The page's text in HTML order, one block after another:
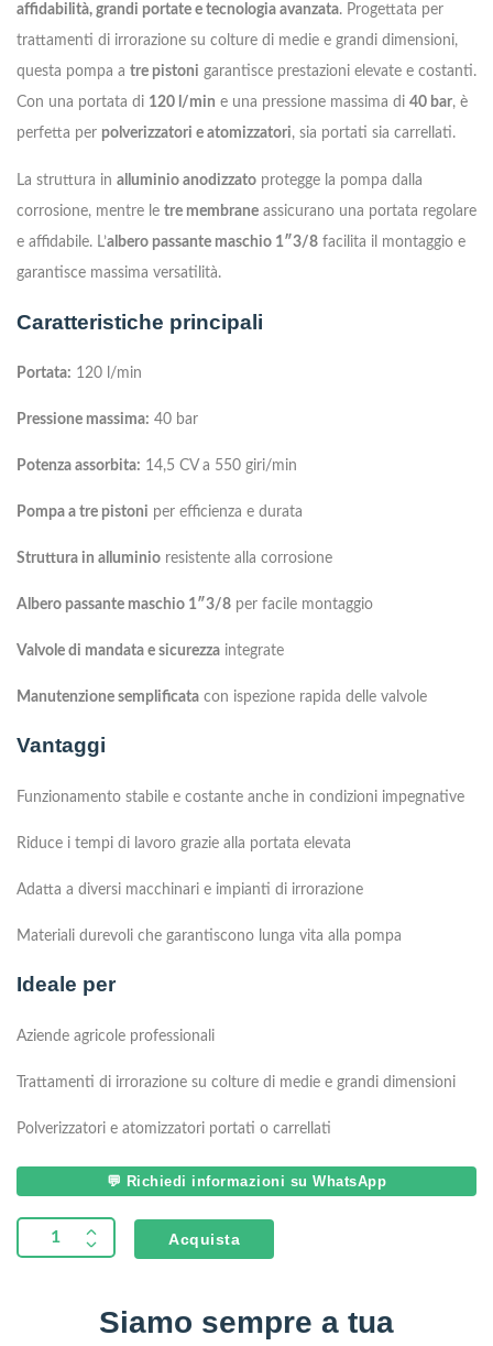
affidabilità, grandi portate e tecnologia avanzata. Progettata per
trattamenti di irrorazione su colture di medie e grandi dimensioni,
questa pompa a tre pistoni garantisce prestazioni elevate e costanti.
Con una portata di 120 l/min e una pressione massima di 40 bar, è
perfetta per polverizzatori e atomizzatori, sia portati sia carrellati.
La struttura in alluminio anodizzato protegge la pompa dalla
corrosione, mentre le tre membrane assicurano una portata regolare
e affidabile. L’albero passante maschio 1″3/8 facilita il montaggio e
garantisce massima versatilità.
Caratteristiche principali
Portata: 120 l/min
Pressione massima: 40 bar
Potenza assorbita: 14,5 CV a 550 giri/min
Pompa a tre pistoni per efficienza e durata
Struttura in alluminio resistente alla corrosione
Albero passante maschio 1″3/8 per facile montaggio
Valvole di mandata e sicurezza integrate
Manutenzione semplificata con ispezione rapida delle valvole
Vantaggi
Funzionamento stabile e costante anche in condizioni impegnative
Riduce i tempi di lavoro grazie alla portata elevata
Adatta a diversi macchinari e impianti di irrorazione
Materiali durevoli che garantiscono lunga vita alla pompa
Ideale per
Aziende agricole professionali
Trattamenti di irrorazione su colture di medie e grandi dimensioni
Polverizzatori e atomizzatori portati o carrellati
💬 Richiedi informazioni su WhatsApp
Acquista
Siamo sempre a tua